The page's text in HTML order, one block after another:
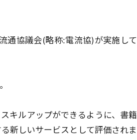
通協議会(略称:電流協)が実施して
キルアップができるように、書籍
新しいサービスとして評価されま